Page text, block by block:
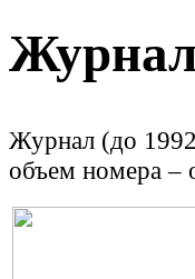
Журнал (до 1992
объем номера –